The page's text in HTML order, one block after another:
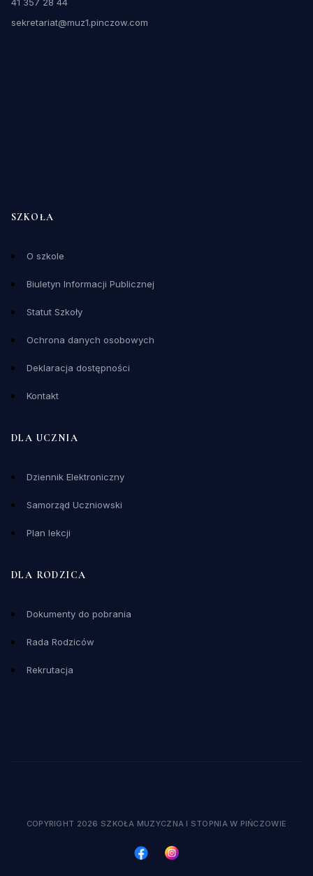
sekretariat@muz1.pinczow.com
SZKOŁA
O szkole
Biuletyn Informacji Publicznej
Statut Szkoły
Ochrona danych osobowych
Deklaracja dostępności
Kontakt
DLA UCZNIA
Dziennik Elektroniczny
Samorząd Uczniowski
Plan lekcji
DLA RODZICA
Dokumenty do pobrania
Rada Rodziców
Rekrutacja
COPYRIGHT 2026 SZKOŁA MUZYCZNA I STOPNIA W PIŃCZOWIE